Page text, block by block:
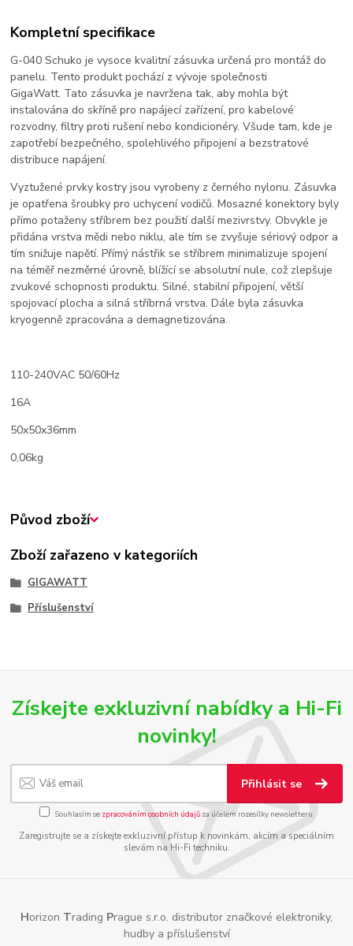
Kompletní specifikace
G-040 Schuko je vysoce kvalitní zásuvka určená pro montáž do
panelu. Tento produkt pochází z vývoje společnosti
GigaWatt. Tato zásuvka je navržena tak, aby mohla být
instalována do skříně pro napájecí zařízení, pro kabelové
rozvodny, filtry proti rušení nebo kondicionéry. Všude tam, kde je
zapotřebí bezpečného, ​​spolehlivého připojení a bezstratové
distribuce napájení.
Vyztužené prvky kostry jsou vyrobeny z černého nylonu. Zásuvka
je opatřena šroubky pro uchycení vodičů. Mosazné konektory byly
přímo potaženy stříbrem bez použití další mezivrstvy. Obvykle je
přidána vrstva mědi nebo niklu, ale tím se zvyšuje sériový odpor a
tím snižuje napětí. Přímý nástřik se stříbrem minimalizuje spojení
na téměř nezměrné úrovně, blížící se absolutní nule, což zlepšuje
zvukové schopnosti produktu. Silné, stabilní připojení, větší
spojovací plocha a silná stříbrná vrstva. Dále byla zásuvka
kryogenně zpracována a demagnetizována.
110-240VAC 50/60Hz
16A
50x50x36mm
0,06kg
Původ zboží
Zboží zařazeno v kategoriích
GIGAWATT
Příslušenství
Získejte exkluzivní nabídky a Hi-Fi
novinky!
Přihlásit se
Souhlasím se zpracováním osobních údajůza účelem rozesílky newsletteru.
Zaregistrujte se a získejte exkluzivní přístup k novinkám, akcím a speciálním
slevám na Hi-Fi techniku.
Horizon Trading Prague s.r.o. distributor značkové elektroniky,
hudby a příslušenství